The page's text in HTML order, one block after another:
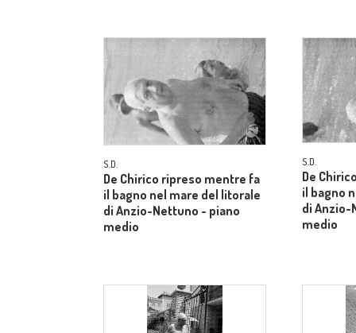
S.D.
De Chirico ripreso mentre fa
il bagno nel mare del litorale
di Anzio-Nettuno - piano
medio
S.D.
De
il bagno
di Anzio-
medio